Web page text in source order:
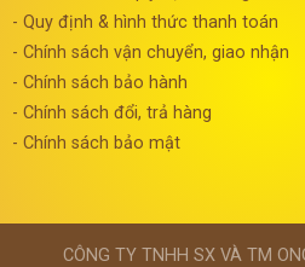
- Quy định & hình thức thanh toán
- Chính sách vận chuyển, giao nhận
- Chính sách bảo hành
- Chính sách đổi, trả hàng
- Chính sách bảo mật
CÔNG TY TNHH SX VÀ TM